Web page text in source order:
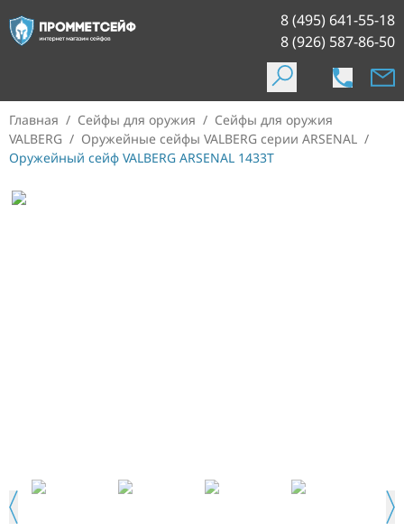
8 (495) 641-55-18
8 (926) 587-86-50
Главная / Сейфы для оружия / Сейфы для оружия
VALBERG / Оружейные сейфы VALBERG серии ARSENAL /
Оружейный сейф VALBERG ARSENAL 1433Т